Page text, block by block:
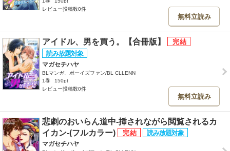
レビュー投稿数0件
無料立読み
アイドル、男を買う。【合冊版】
マガセチハヤ
BLマンガ、ボーイズファン/BL CLLENN
1巻
150pt
レビュー投稿数0件
無料立読み
悲劇のおいらん道中-挿されながら閲覧されるカ
イカン-(フルカラー)
マガセチハヤ